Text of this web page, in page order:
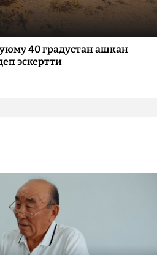
40 градустан ашкан
эскертти